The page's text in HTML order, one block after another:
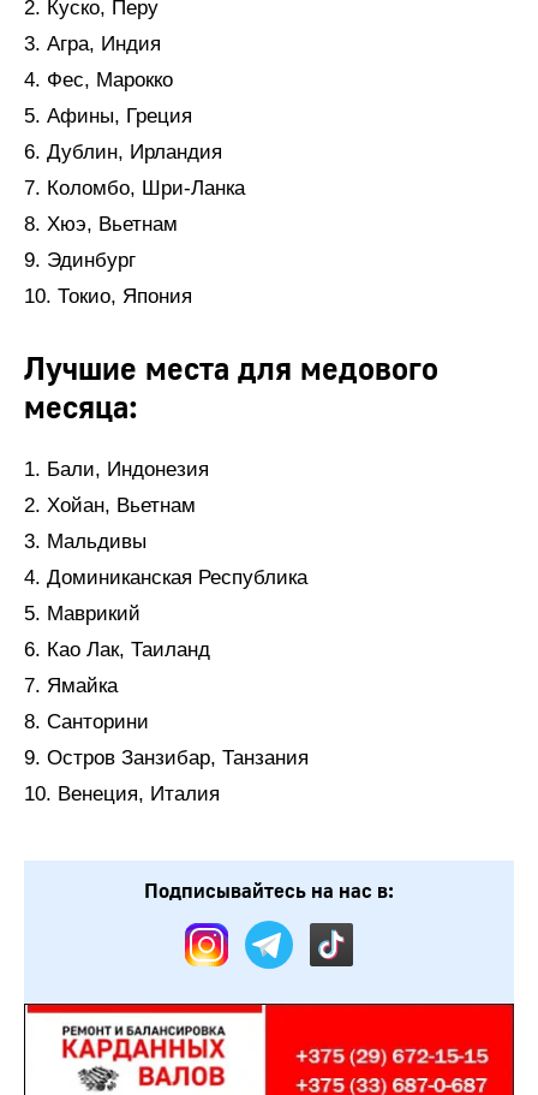
2. Куско, Перу
3. Агра, Индия
4. Фес, Марокко
5. Афины, Греция
6. Дублин, Ирландия
7. Коломбо, Шри-Ланка
8. Хюэ, Вьетнам
9. Эдинбург
10. Токио, Япония
Лучшие места для медового
месяца:
1. Бали, Индонезия
2. Хойан, Вьетнам
3. Мальдивы
4. Доминиканская Республика
5. Маврикий
6. Као Лак, Таиланд
7. Ямайка
8. Санторини
9. Остров Занзибар, Танзания
10. Венеция, Италия
Подписывайтесь на нас в: